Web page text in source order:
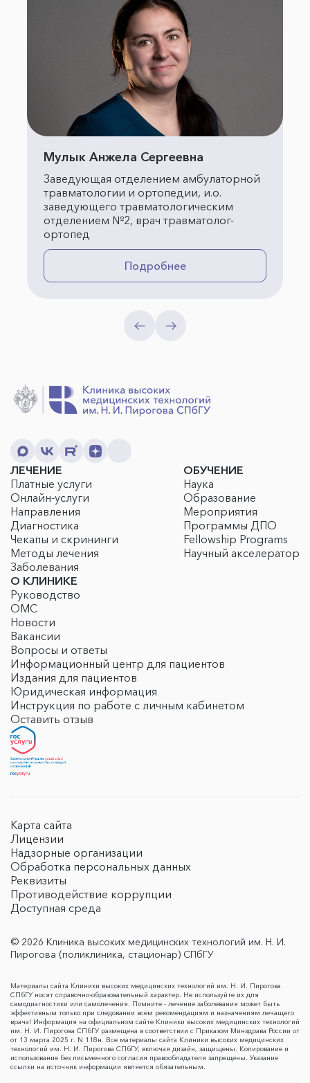
Мулык Анжела Сергеевна
Заведующая отделением амбулаторной
травматологии и ортопедии, и.о.
заведующего травматологическим
отделением №2, врач травматолог-
ортопед
Подробнее
ЛЕЧЕНИЕ
Платные услуги
Онлайн-услуги
Направления
Диагностика
Чекапы и скрининги
Методы лечения
Заболевания
ОБУЧЕНИЕ
Наука
Образование
Мероприятия
Программы ДПО
Fellowship Programs
Научный акселератор
О КЛИНИКЕ
Руководство
ОМС
Новости
Вакансии
Вопросы и ответы
Информационный центр для пациентов
Издания для пациентов
Юридическая информация
Инструкция по работе с личным кабинетом
Оставить отзыв
Карта сайта
Лицензии
Надзорные организации
Обработка персональных данных
Реквизиты
Противодействие коррупции
Доступная среда
© 2026 Клиника высоких медицинских технологий им. Н. И.
Пирогова (поликлиника, стационар) СПбГУ
Материалы сайта Клиники высоких медицинских технологий им. Н. И. Пирогова
СПбГУ носят справочно-образовательный характер. Не используйте их для
самодиагностики или самолечения. Помните - лечение заболевания может быть
эффективным только при следовании всем рекомендациям и назначениям лечащего
врача! Информация на официальном сайте Клиники высоких медицинских технологий
им. Н. И. Пирогова СПбГУ размещена в соответствии с Приказом Минздрава России от
от 13 марта 2025 г. N 118н. Все материалы сайта Клиники высоких медицинских
технологий им. Н. И. Пирогова СПбГУ, включая дизайн, защищены. Копирование и
использование без письменного согласия правообладателя запрещены. Указание
ссылки на источник информации является обязательным.